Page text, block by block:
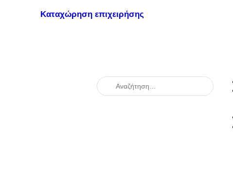
Καταχώρηση επιχειρήσης
When autocomplete results are available